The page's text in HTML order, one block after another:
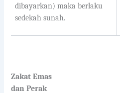
dibayarkan) maka berlaku
sedekah sunah.
Zakat Emas
dan Perak